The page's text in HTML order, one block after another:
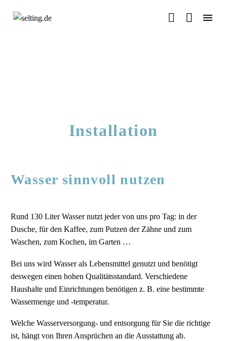


Installation
Wasser sinnvoll nutzen
Rund 130 Liter Wasser nutzt jeder von uns pro Tag: in der
Dusche, für den Kaffee, zum Putzen der Zähne und zum
Waschen, zum Kochen, im Garten …
Bei uns wird Wasser als Lebensmittel genutzt und benötigt
deswegen einen hohen Qualitätsstandard. Verschiedene
Haushalte und Einrichtungen benötigen z. B. eine bestimmte
Wassermenge und -temperatur.
Welche Wasserversorgung- und entsorgung für Sie die richtige
ist, hängt von Ihren Ansprüchen an die Ausstattung ab.